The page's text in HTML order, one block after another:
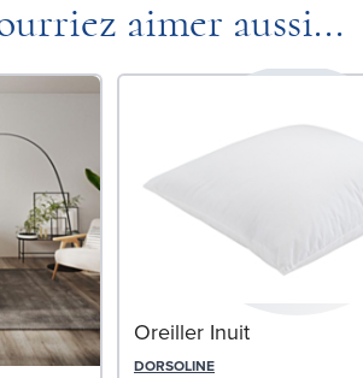
aimer aussi...
Oreiller Inuit
DORSOLINE